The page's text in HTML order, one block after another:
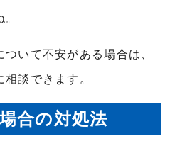
いて不安がある場合は、
談できます。
合の対処法